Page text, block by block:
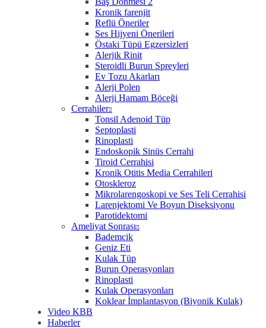
Kronik farenjit
Reflü Öneriler
Ses Hijyeni Önerileri
Östaki Tüpü Egzersizleri
Alerjik Rinit
Steroidli Burun Spreyleri
Ev Tozu Akarları
Alerji Polen
Alerji Hamam Böceği
Cerrahiler
Tonsil Adenoid Tüp
Septoplasti
Rinoplasti
Endoskopik Sinüs Cerrahi
Tiroid Cerrahisi
Kronik Otitis Media Cerrahileri
Otoskleroz
Mikrolarengoskopi ve Ses Teli Cerrahisi
Larenjektomi Ve Boyun Diseksiyonu
Parotidektomi
Ameliyat Sonrası
Bademcik
Geniz Eti
Kulak Tüp
Burun Operasyonları
Rinoplasti
Kulak Operasyonları
Koklear İmplantasyon (Biyonik Kulak)
Video KBB
Haberler